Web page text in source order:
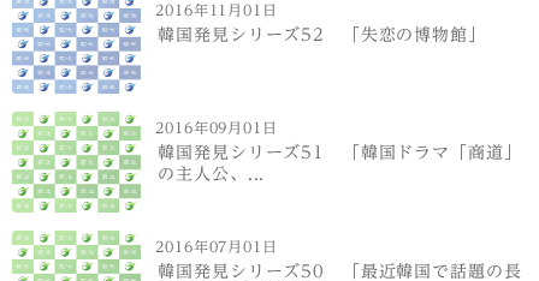
2016年11月01日
韓国発見シリーズ52 「失恋の博物館」
2016年09月01日
韓国発見シリーズ51 「韓国ドラマ「商道」
の主人公、...
2016年07月01日
韓国発見シリーズ50 「最近韓国で話題の長